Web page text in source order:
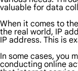
valuable for data
When it comes to
the real world, IP
IP address. This is
In some cases, you
conducting online